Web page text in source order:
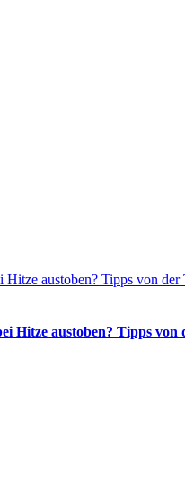
austoben? Tipps von
Hitze austoben? Tipps